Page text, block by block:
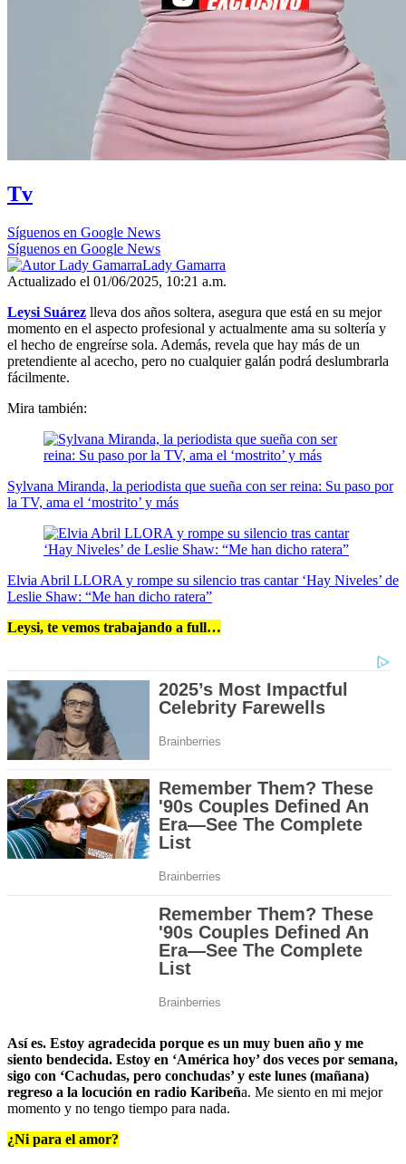
Tv
Síguenos en Google News
Síguenos en Google News
Lady Gamarra
Actualizado el 01/06/2025, 10:21 a.m.
Leysi Suárez lleva dos años soltera, asegura que está en su mejor
momento en el aspecto profesional y actualmente ama su soltería y
el hecho de engreírse sola. Además, revela que hay más de un
pretendiente al acecho, pero no cualquier galán podrá deslumbrarla
fácilmente.
Mira también:
Sylvana Miranda, la periodista que sueña con ser reina: Su paso por
la TV, ama el ‘mostrito’ y más
Elvia Abril LLORA y rompe su silencio tras cantar ‘Hay Niveles’ de
Leslie Shaw: “Me han dicho ratera”
Leysi, te vemos trabajando a full…
Así es. Estoy agradecida porque es un muy buen año y me
siento bendecida. Estoy en ‘América hoy’ dos veces por semana,
sigo con ‘Cachudas, pero conchudas’ y este lunes (mañana)
regreso a la locución en radio Karibeña. Me siento en mi mejor
momento y no tengo tiempo para nada.
¿Ni para el amor?